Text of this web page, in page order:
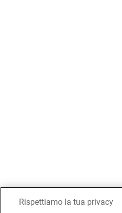
Rispettiamo la tua privacy